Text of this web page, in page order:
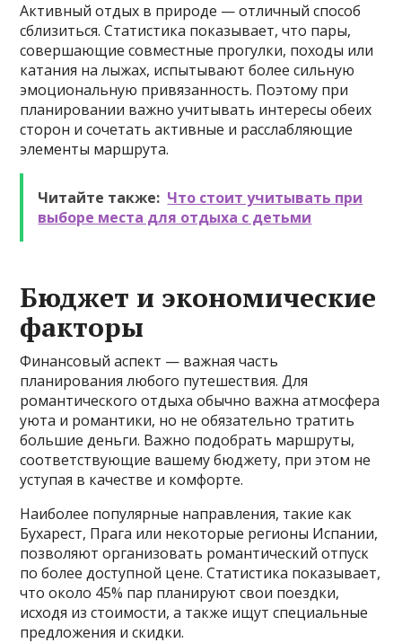
Активный отдых в природе — отличный способ
сблизиться. Статистика показывает, что пары,
совершающие совместные прогулки, походы или
катания на лыжах, испытывают более сильную
эмоциональную привязанность. Поэтому при
планировании важно учитывать интересы обеих
сторон и сочетать активные и расслабляющие
элементы маршрута.
Читайте также: Что стоит учитывать при
выборе места для отдыха с детьми
Бюджет и экономические
факторы
Финансовый аспект — важная часть
планирования любого путешествия. Для
романтического отдыха обычно важна атмосфера
уюта и романтики, но не обязательно тратить
большие деньги. Важно подобрать маршруты,
соответствующие вашему бюджету, при этом не
уступая в качестве и комфорте.
Наиболее популярные направления, такие как
Бухарест, Прага или некоторые регионы Испании,
позволяют организовать романтический отпуск
по более доступной цене. Статистика показывает,
что около 45% пар планируют свои поездки,
исходя из стоимости, а также ищут специальные
предложения и скидки.